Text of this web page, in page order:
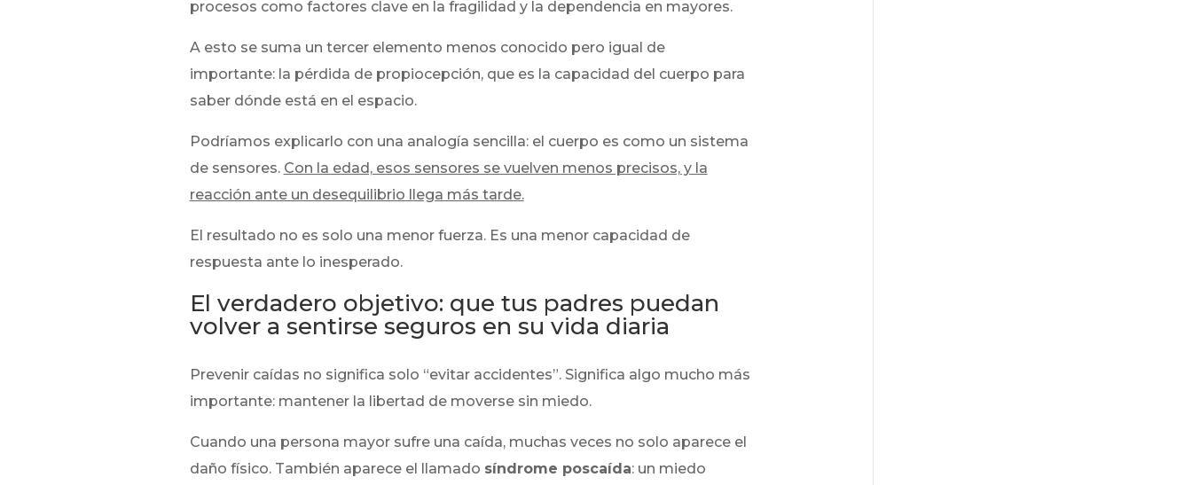
procesos como factores clave en la fragilidad y la dependencia en mayores.
A esto se suma un tercer elemento menos conocido pero igual de
importante: la pérdida de propiocepción, que es la capacidad del cuerpo para
saber dónde está en el espacio.
Podríamos explicarlo con una analogía sencilla: el cuerpo es como un sistema
de sensores. Con la edad, esos sensores se vuelven menos precisos, y la
reacción ante un desequilibrio llega más tarde.
El resultado no es solo una menor fuerza. Es una menor capacidad de
respuesta ante lo inesperado.
El verdadero objetivo: que tus padres puedan
volver a sentirse seguros en su vida diaria
Prevenir caídas no significa solo “evitar accidentes”. Significa algo mucho más
importante: mantener la libertad de moverse sin miedo.
Cuando una persona mayor sufre una caída, muchas veces no solo aparece el
daño físico. También aparece el llamado síndrome poscaída: un miedo